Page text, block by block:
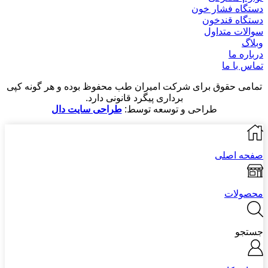
دستگاه فشار خون
دستگاه قندخون
سوالات متداول
وبلاگ
درباره ما
تماس با ما
تمامی حقوق برای شرکت امیران طب محفوظ بوده و هر گونه کپی
برداری پیگرد قانونی دارد.
طراحی و توسعه توسط:طراحی سایت دال
صفحه اصلی
محصولات
جستجو